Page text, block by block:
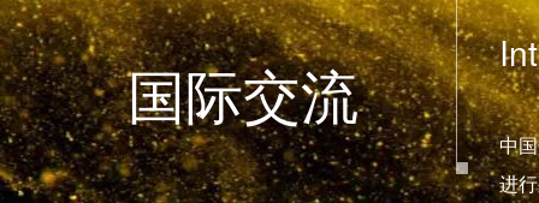
国际交流
中
进